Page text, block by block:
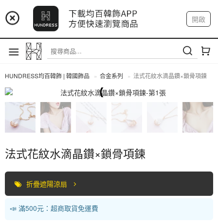
📢 市集預告：9/4-9/6 淡水捷運站
📢 市集預告：9/12-9/13 八里海巡基地
📢 市集預告：8/22-8/23 桃園青埔置地廣場
開啟
註冊 我的帳戶
HUNDRESS均百韓飾 | 韓國飾品 合金系列 法式花紋水滴晶鑽×鎖骨項鍊
法式花紋水滴晶鑽×鎖骨項鍊
折疊遮陽涼扇
📣 滿500元：超商取貨免運費